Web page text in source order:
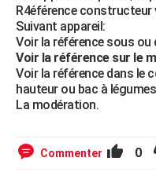
R4éférence
Suivant appareil:
Voir la référence sous ou
Voir la référence sur le
Voir la référence dans le
hauteur ou bac à légumes
La modération.
Commenter 0